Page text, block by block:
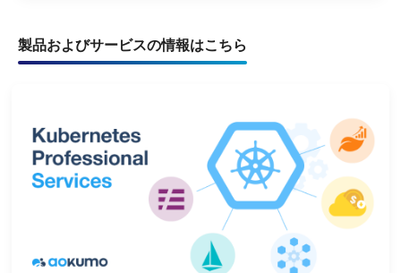
製品およびサービスの情報はこちら